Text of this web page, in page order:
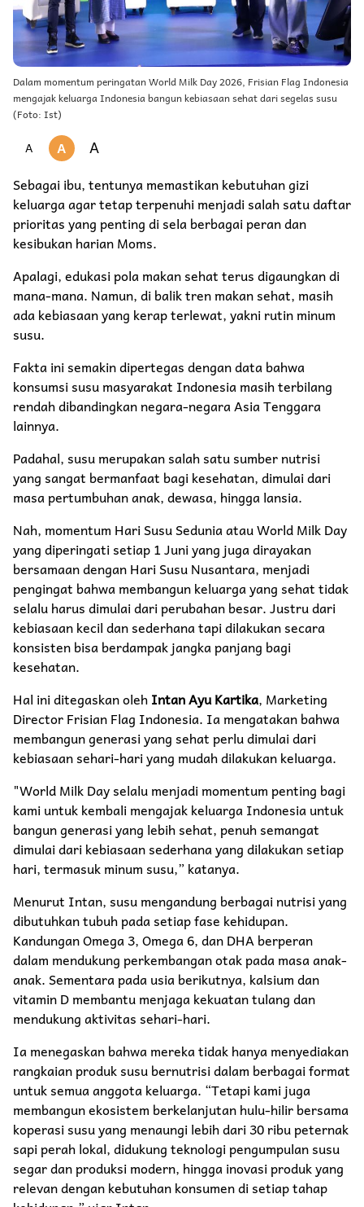
Dalam momentum peringatan World Milk Day 2026, Frisian Flag Indonesia
mengajak keluarga Indonesia bangun kebiasaan sehat dari segelas susu
(Foto: Ist)
A A A
Sebagai ibu, tentunya memastikan kebutuhan gizi
keluarga agar tetap terpenuhi menjadi salah satu daftar
prioritas yang penting di sela berbagai peran dan
kesibukan harian Moms.
Apalagi, edukasi pola makan sehat terus digaungkan di
mana-mana. Namun, di balik tren makan sehat, masih
ada kebiasaan yang kerap terlewat, yakni rutin minum
susu.
Fakta ini semakin dipertegas dengan data bahwa
konsumsi susu masyarakat Indonesia masih terbilang
rendah dibandingkan negara-negara Asia Tenggara
lainnya.
Padahal, susu merupakan salah satu sumber nutrisi
yang sangat bermanfaat bagi kesehatan, dimulai dari
masa pertumbuhan anak, dewasa, hingga lansia.
Nah, momentum Hari Susu Sedunia atau World Milk Day
yang diperingati setiap 1 Juni yang juga dirayakan
bersamaan dengan Hari Susu Nusantara, menjadi
pengingat bahwa membangun keluarga yang sehat tidak
selalu harus dimulai dari perubahan besar. Justru dari
kebiasaan kecil dan sederhana tapi dilakukan secara
konsisten bisa berdampak jangka panjang bagi
kesehatan.
Hal ini ditegaskan olehIntan Ayu Kartika, Marketing
Director Frisian Flag Indonesia. Ia mengatakan bahwa
membangun generasi yang sehat perlu dimulai dari
kebiasaan sehari-hari yang mudah dilakukan keluarga.
"World Milk Day selalu menjadi momentum penting bagi
kami untuk kembali mengajak keluarga Indonesia untuk
bangun generasi yang lebih sehat, penuh semangat
dimulai dari kebiasaan sederhana yang dilakukan setiap
hari, termasuk minum susu,” katanya.
Menurut Intan, susu mengandung berbagai nutrisi yang
dibutuhkan tubuh pada setiap fase kehidupan.
Kandungan Omega 3, Omega 6, dan DHA berperan
dalam mendukung perkembangan otak pada masa anak-
anak. Sementara pada usia berikutnya, kalsium dan
vitamin D membantu menjaga kekuatan tulang dan
mendukung aktivitas sehari-hari.
Ia menegaskan bahwa mereka tidak hanya menyediakan
rangkaian produk susu bernutrisi dalam berbagai format
untuk semua anggota keluarga. “Tetapi kami juga
membangun ekosistem berkelanjutan hulu-hilir bersama
koperasi susu yang menaungi lebih dari 30 ribu peternak
sapi perah lokal, didukung teknologi pengumpulan susu
segar dan produksi modern, hingga inovasi produk yang
relevan dengan kebutuhan konsumen di setiap tahap